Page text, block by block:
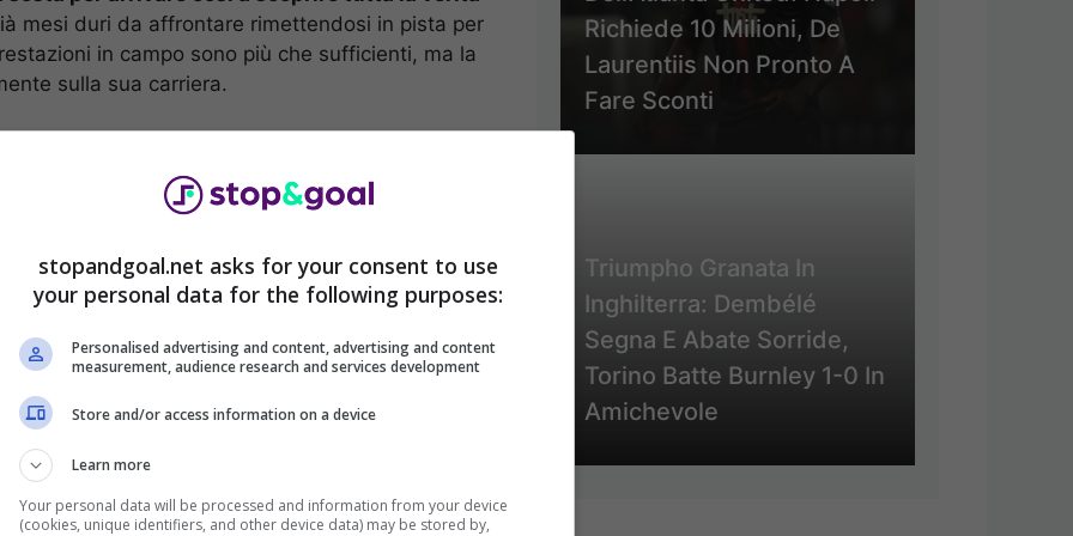
mesi duri da affrontare rimettendosi in pista per
in campo sono più che sufficienti, ma la
sulla sua carriera.
su Portanova
l’organo supremo della giustizia sportiva,il
Richiede 10 Milioni, De
Laurentiis Non Pronto A
Fare Sconti
Triumpho Granata In
Inghilterra: Dembélé
Segna E Abate Sorride,
Torino Batte Burnley 1-0 In
Amichevole
stopandgoal.net asks for your consent to use
your personal data for the following purposes:
Personalised advertising and content, advertising and content
measurement, audience research and services development
Store and/or access information on a device
Learn more
Your personal data will be processed and information from your device
(cookies, unique identifiers, and other device data) may be stored by,